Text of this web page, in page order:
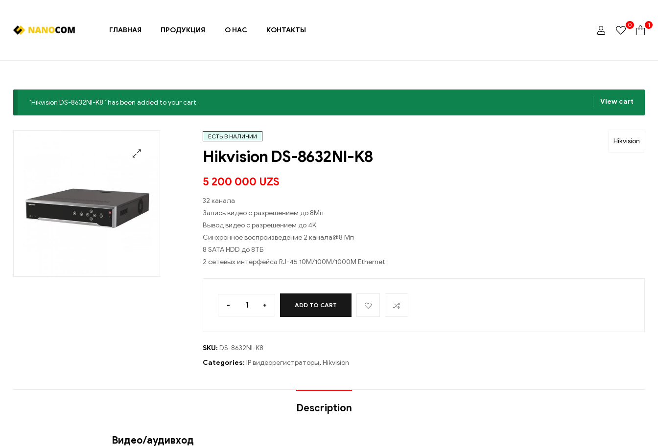
контроля
ГЛАВНАЯ ПРОДУКЦИЯ О НАС КОНТАКТЫ
0 1
View cart
“Hikvision DS-8632NI-K8” has been added to your cart.
Hikvision
ЕСТЬ В НАЛИЧИИ
Hikvision DS-8632NI-K8
5 200 000 UZS
32 канала
Запись видео с разрешением до 8Мп
Вывод видео с разрешением до 4K
Синхронное воспроизведение 2 канала@8 Мп
8 SATA HDD до 8ТБ
2 сетевых интерфейса RJ-45 10M/100M/1000M Ethernet
- + ADD TO CART
SKU: DS-8632NI-K8
Categories: IP видеорегистраторы, Hikvision
Description
Видео/аудивход